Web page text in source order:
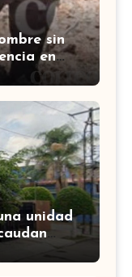
sin
en
unidad
de